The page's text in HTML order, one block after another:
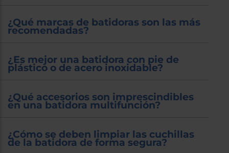
¿Qué marcas de batidoras son las más
recomendadas?
¿Es mejor una batidora con pie de
plástico o de acero inoxidable?
¿Qué accesorios son imprescindibles
en una batidora multifunción?
¿Cómo se deben limpiar las cuchillas
de la batidora de forma segura?